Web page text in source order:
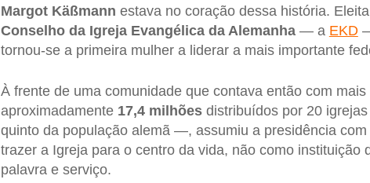
Margot Käßmann estava no coração dessa história.
Conselho da Igreja Evangélica da Alemanha— a EKD
tornou-se a primeira mulher a liderar a mais importante
À frente de uma comunidade que contava então com
aproximadamente 17,4 milhõesdistribuídos por 20
quinto da população alemã —, assumiu a presidência
trazer a Igreja para o centro da vida, não como instituição
palavra e serviço.